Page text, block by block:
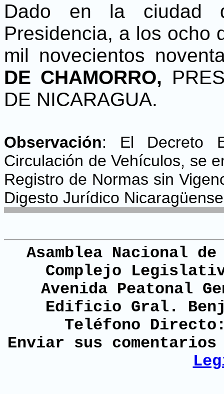
Dado en la ciudad
Presidencia, a los ocho
mil novecientos
DE CHAMORRO,
DE NICARAGUA.
Observación: El Decreto
Circulación de Vehículos, se
Registro de Normas sin
Digesto Jurídico
Asamblea Nacional
Complejo
Avenida Peatonal
Edificio Gral.
Teléfono
Enviar sus